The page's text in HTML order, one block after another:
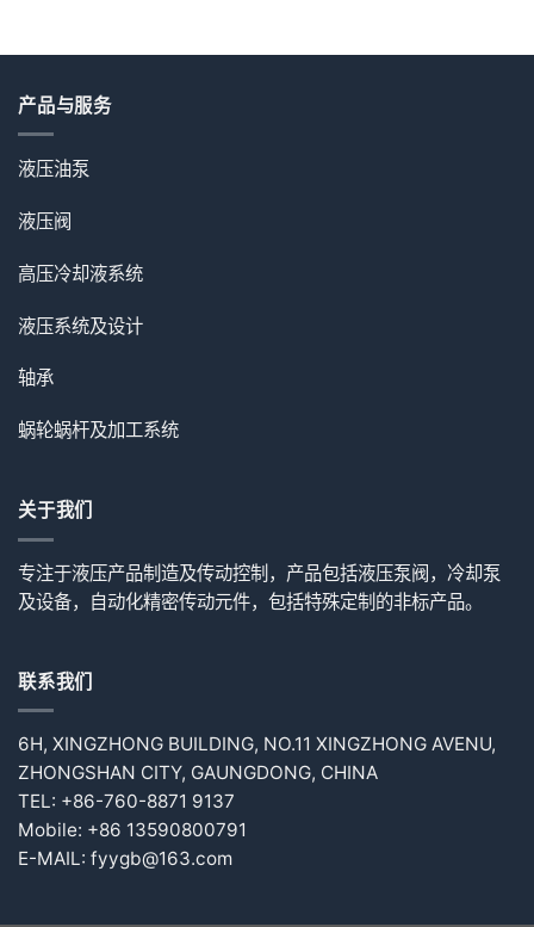
产品与服务
液压油泵
液压阀
高压冷却液系统
液压系统及设计
轴承
蜗轮蜗杆及加工系统
关于我们
专注于液压产品制造及传动控制，产品包括液压泵阀，冷却泵
及设备，自动化精密传动元件，包括特殊定制的非标产品。
联系我们
6H, XINGZHONG BUILDING, NO.11 XINGZHONG AVENU,
ZHONGSHAN CITY, GAUNGDONG, CHINA
TEL: +86-760-8871 9137
Mobile: +86 13590800791
E-MAIL: fyygb@163.com